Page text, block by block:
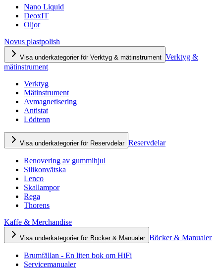
Nano Liquid
DeoxIT
Oljor
Novus plastpolish
Visa underkategorier för Verktyg & mätinstrument Verktyg &
mätinstrument
Verktyg
Mätinstrument
Avmagnetisering
Antistat
Lödtenn
Visa underkategorier för Reservdelar Reservdelar
Renovering av gummihjul
Silikonvätska
Lenco
Skallampor
Rega
Thorens
Kaffe & Merchandise
Visa underkategorier för Böcker & Manualer Böcker & Manualer
Brumfällan - En liten bok om HiFi
Servicemanualer